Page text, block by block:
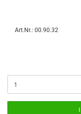
Art.Nr.: 00.90.32